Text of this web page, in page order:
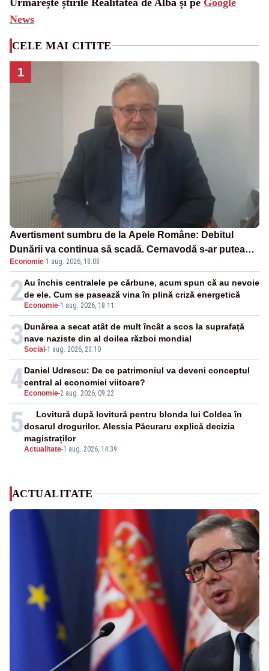
News
CELE MAI CITITE
1
Avertisment sumbru de la Apele Române: Debitul
Dunării va continua să scadă. Cernavodă s-ar putea
închide în 4 zile
Economie·1 aug. 2026, 18:08
2 Economie-1 aug. 2026, 18:11
Au închis centralele pe cărbune, acum spun că au nevoie
de ele. Cum se pasează vina în plină criză energetică
3Social -1 aug. 2026, 23:10
Dunărea a secat atât de mult încât a scos la suprafață
nave naziste din al doilea război mondial
4 Economie-2 aug. 2026, 09:22
Daniel Udrescu: De ce patrimoniul va deveni conceptul
central al economiei viitoare?
5
Actualitate-1 aug. 2026, 14:39
Lovitură după lovitură pentru blonda lui Coldea în
dosarul drogurilor. Alessia Păcuraru explică decizia
magistraților
ACTUALITATE